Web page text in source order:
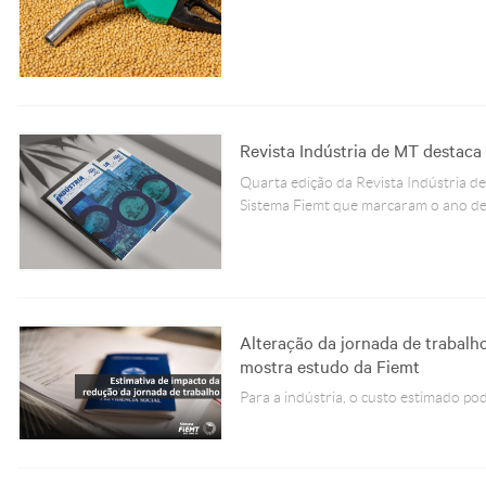
Revista Indústria de MT
Quarta edição da Revista Indústria
Sistema Fiemt que marcaram o ano
Alteração da jornada de
mostra estudo da Fiemt
Para a indústria, o custo estimado